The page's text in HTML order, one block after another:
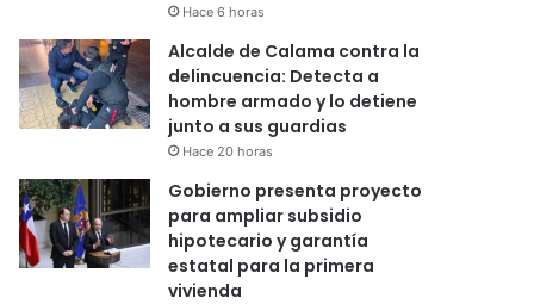
Hace 6 horas
Alcalde de Calama contra la
delincuencia: Detecta a
hombre armado y lo detiene
junto a sus guardias
Hace 20 horas
Gobierno presenta proyecto
para ampliar subsidio
hipotecario y garantía
estatal para la primera
vivienda